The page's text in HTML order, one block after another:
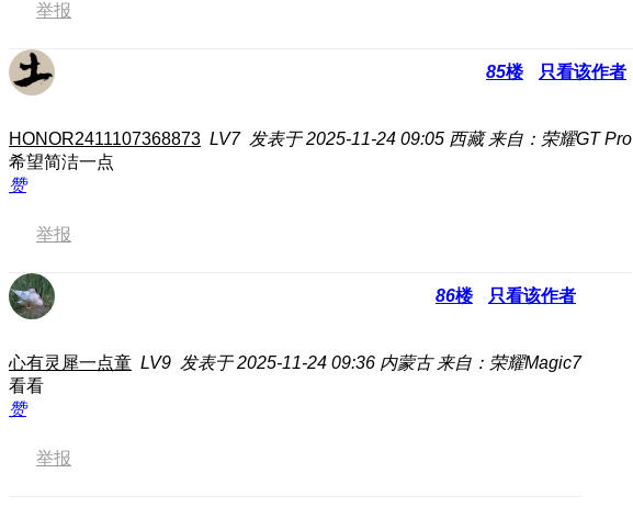
举报
85楼 只看该作者
HONOR2411107368873 LV7 发表于 2025-11-24 09:05 西藏 来自：荣耀GT Pro
希望简洁一点
赞
举报
86楼 只看该作者
心有灵犀一点童 LV9 发表于 2025-11-24 09:36 内蒙古 来自：荣耀Magic7
看看
赞
举报